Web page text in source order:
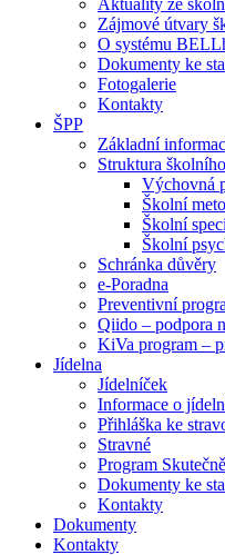
Aktuality ze
Zájmové útvary
O systému
Dokumenty ke
Fotogalerie
Kontakty
ŠPP
Základní
Struktura
Výchovná
Školní
Školní
Školní
Schránka důvěry
e-Poradna
Preventivní
Qiido – podpora
KiVa program –
Jídelna
Jídelníček
Informace o
Přihláška ke
Stravné
Program
Dokumenty ke
Kontakty
Dokumenty
Kontakty